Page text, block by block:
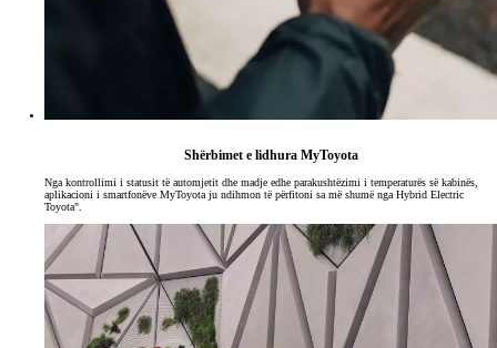
Shërbimet e lidhura MyToyota
Nga kontrollimi i statusit të automjetit dhe madje edhe parakushtëzimi i temperaturës së kabinës,
aplikacioni i smartfonëve MyToyota ju ndihmon të përfitoni sa më shumë nga Hybrid Electric
Toyota".